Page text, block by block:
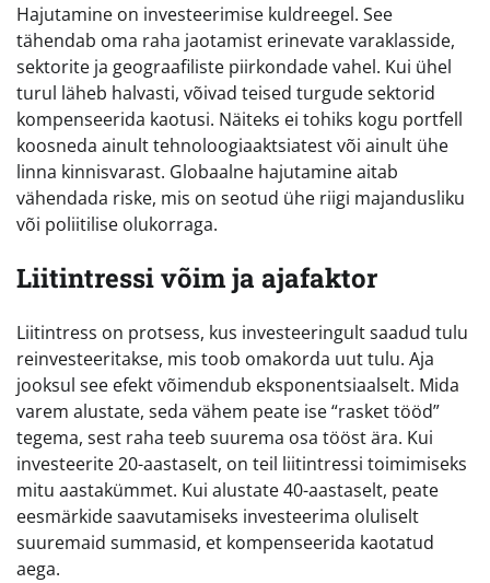
Hajutamine on investeerimise kuldreegel. See
tähendab oma raha jaotamist erinevate varaklasside,
sektorite ja geograafiliste piirkondade vahel. Kui ühel
turul läheb halvasti, võivad teised turgude sektorid
kompenseerida kaotusi. Näiteks ei tohiks kogu portfell
koosneda ainult tehnoloogiaaktsiatest või ainult ühe
linna kinnisvarast. Globaalne hajutamine aitab
vähendada riske, mis on seotud ühe riigi majandusliku
või poliitilise olukorraga.
Liitintressi võim ja ajafaktor
Liitintress on protsess, kus investeeringult saadud tulu
reinvesteeritakse, mis toob omakorda uut tulu. Aja
jooksul see efekt võimendub eksponentsiaalselt. Mida
varem alustate, seda vähem peate ise “rasket tööd”
tegema, sest raha teeb suurema osa tööst ära. Kui
investeerite 20-aastaselt, on teil liitintressi toimimiseks
mitu aastakümmet. Kui alustate 40-aastaselt, peate
eesmärkide saavutamiseks investeerima oluliselt
suuremaid summasid, et kompenseerida kaotatud
aega.